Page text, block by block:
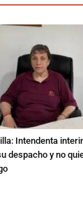
Intendenta
despacho y no